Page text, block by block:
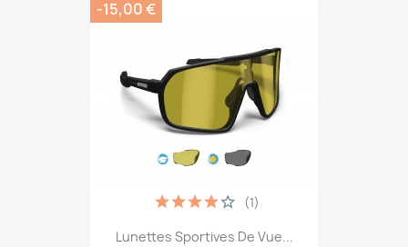
Lunettes Sportives De Vue...
(1)
-15,00 €